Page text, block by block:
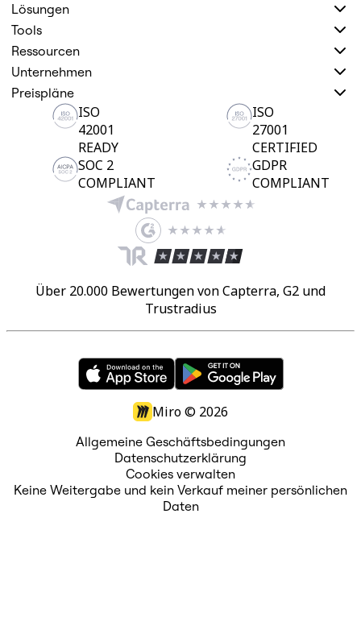
Lösungen
Tools
Ressourcen
Unternehmen
Preispläne
ISO
42001
READY
ISO
27001
CERTIFIED
SOC 2
COMPLIANT
GDPR
COMPLIANT
Über 20.000 Bewertungen von Capterra, G2 und
Trustradius
Miro © 2026
Allgemeine Geschäftsbedingungen
Datenschutzerklärung
Cookies verwalten
Keine Weitergabe und kein Verkauf meiner persönlichen
Daten